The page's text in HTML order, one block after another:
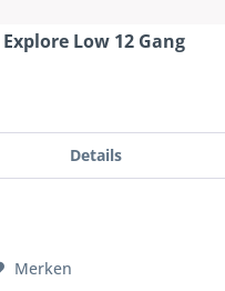
Low 12 Gang
Details
Merken